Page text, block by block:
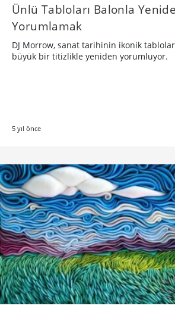
Ünlü Tabloları Balonla
Yorumlamak
DJ Morrow, sanat tarihinin ikonik
büyük bir titizlikle yeniden yorumluyor.
5 yıl önce